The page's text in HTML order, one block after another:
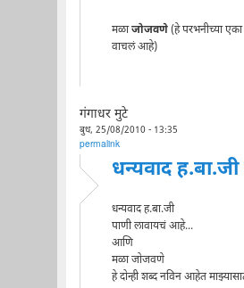
मळाजोजवणे(हे परभनीच्या एका
वाचलं आहे)
गंगाधर मुटे
बुध, 25/08/2010 - 13:35
permalink
धन्यवाद
धन्यवाद ह.बा.जी
पाणी लावायचं आहे...
आणि
मळा जोजवणे
हे दोन्ही शब्द नविन आहेत